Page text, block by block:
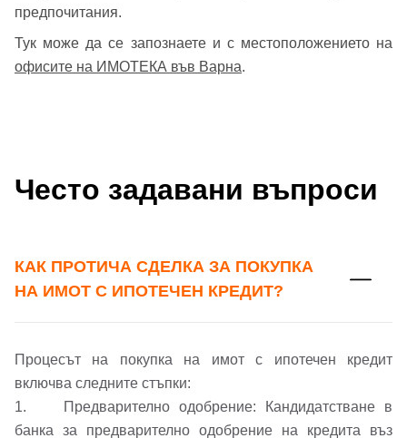
предпочитания.
Тук може да се запознаете и с местоположението на
офисите на ИМОТЕКА във Варна.
Често задавани въпроси
КАК ПРОТИЧА СДЕЛКА ЗА ПОКУПКА
НА ИМОТ С ИПОТЕЧЕН КРЕДИТ?
Процесът на покупка на имот с ипотечен кредит
включва следните стъпки:
1. Предварително одобрение: Кандидатстване в
банка за предварително одобрение на кредита въз